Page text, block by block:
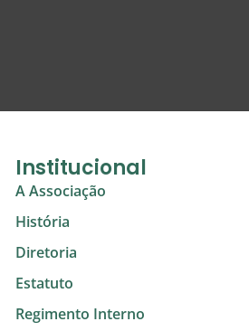
Institucional
A Associação
História
Diretoria
Estatuto
Regimento Interno